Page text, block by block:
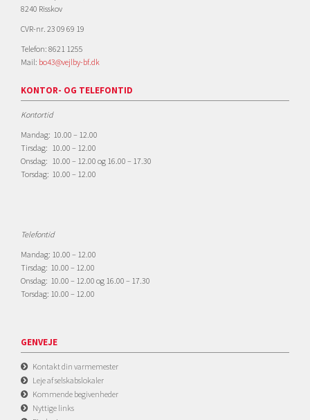
8240 Risskov
CVR-nr. 23 09 69 19
Telefon: 8621 1255
Mail: bo43@vejlby-bf.dk
KONTOR- OG TELEFONTID
Kontortid
Mandag: 10.00 – 12.00
Tirsdag: 10.00 – 12.00
Onsdag: 10.00 – 12.00 og 16.00 – 17.30
Torsdag: 10.00 – 12.00
Telefontid
Mandag: 10.00 – 12.00
Tirsdag: 10.00 – 12.00
Onsdag: 10.00 – 12.00 og 16.00 – 17.30
Torsdag: 10.00 – 12.00
GENVEJE
Kontakt din varmemester
Leje af selskabslokaler
Kommende begivenheder
Nyttige links